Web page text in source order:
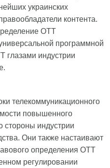
украинских
контента.
ОТТ
программной
глазами индустрии
телекоммуникационного
повышенного
стороны индустрии
Они также настаивают
определения ОТТ
регулировании